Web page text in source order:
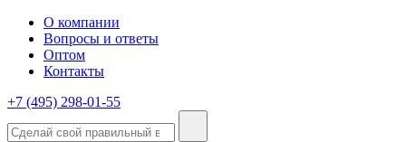
О компании
Вопросы и ответы
Оптом
Контакты
+7 (495) 298-01-55